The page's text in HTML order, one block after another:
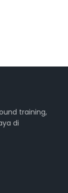
training,
di